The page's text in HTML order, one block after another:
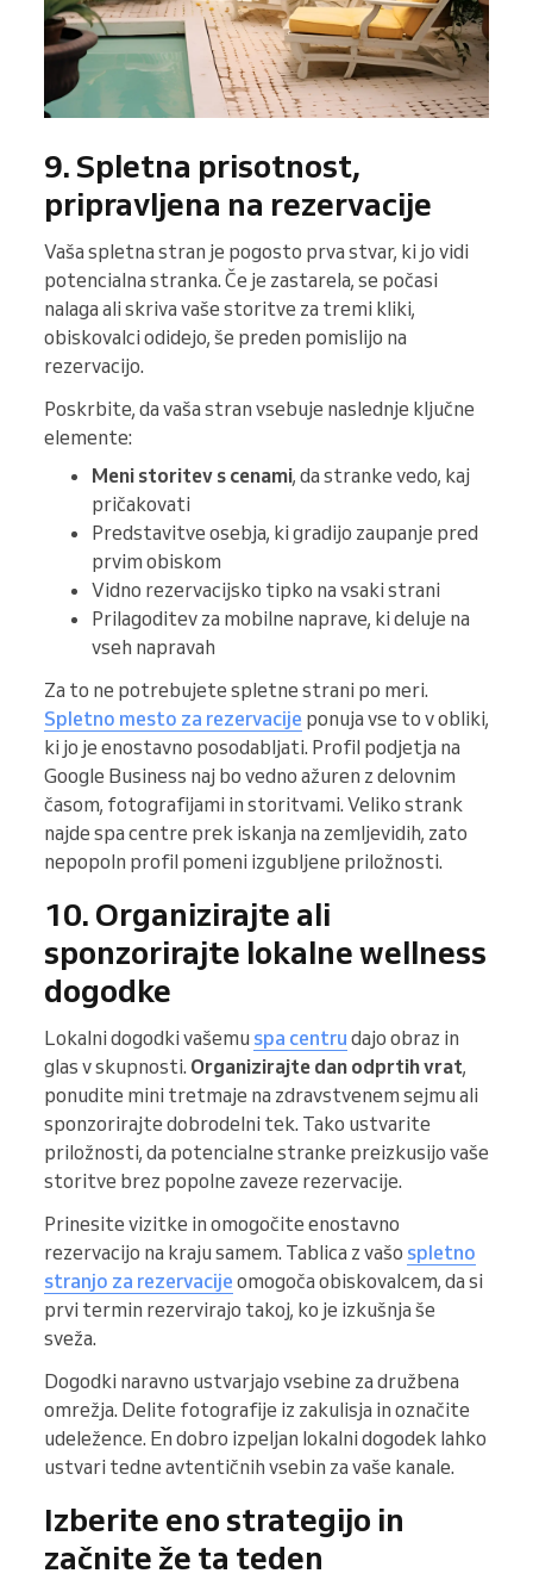
9. Spletna prisotnost,
pripravljena na rezervacije
Vaša spletna stran je pogosto prva stvar, ki jo vidi
potencialna stranka. Če je zastarela, se počasi
nalaga ali skriva vaše storitve za tremi kliki,
obiskovalci odidejo, še preden pomislijo na
rezervacijo.
Poskrbite, da vaša stran vsebuje naslednje ključne
elemente:
Meni storitev s cenami, da stranke vedo, kaj
pričakovati
Predstavitve osebja, ki gradijo zaupanje pred
prvim obiskom
Vidno rezervacijsko tipko na vsaki strani
Prilagoditev za mobilne naprave, ki deluje na
vseh napravah
Za to ne potrebujete spletne strani po meri.
Spletno mesto za rezervacije ponuja vse to v obliki,
ki jo je enostavno posodabljati. Profil podjetja na
Google Business naj bo vedno ažuren z delovnim
časom, fotografijami in storitvami. Veliko strank
najde spa centre prek iskanja na zemljevidih, zato
nepopoln profil pomeni izgubljene priložnosti.
10. Organizirajte ali
sponzorirajte lokalne wellness
dogodke
Lokalni dogodki vašemu spa centru dajo obraz in
glas v skupnosti. Organizirajte dan odprtih vrat,
ponudite mini tretmaje na zdravstvenem sejmu ali
sponzorirajte dobrodelni tek. Tako ustvarite
priložnosti, da potencialne stranke preizkusijo vaše
storitve brez popolne zaveze rezervacije.
Prinesite vizitke in omogočite enostavno
rezervacijo na kraju samem. Tablica z vašo spletno
stranjo za rezervacije omogoča obiskovalcem, da si
prvi termin rezervirajo takoj, ko je izkušnja še
sveža.
Dogodki naravno ustvarjajo vsebine za družbena
omrežja. Delite fotografije iz zakulisja in označite
udeležence. En dobro izpeljan lokalni dogodek lahko
ustvari tedne avtentičnih vsebin za vaše kanale.
Izberite eno strategijo in
začnite že ta teden